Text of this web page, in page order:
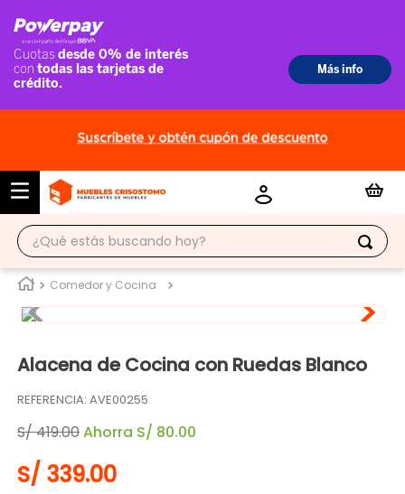
¿Qué estás buscando hoy?
Comedor y Cocina
Alacena de Cocina con Ruedas Blanco
REFERENCIA:AVE00255
S/419.00Ahorra S/ 80.00
S/ 339.00